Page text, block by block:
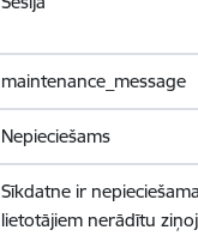
maintenance_message
Nepieciešams
Sīkdatne ir
lietotājiem nerādītu